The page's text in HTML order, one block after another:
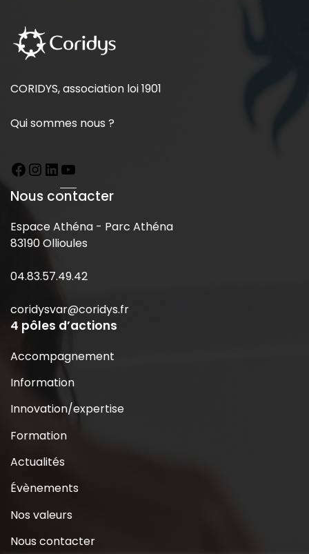
CORIDYS, association loi 1901
Qui sommes nous ?
Nous contacter
Espace Athéna - Parc Athéna
83190 Ollioules
04.83.57.49.42
coridysvar@coridys.fr
4 pôles d’actions
Accompagnement
Information
Innovation/expertise
Formation
Actualités
Évènements
Nos valeurs
Nous contacter